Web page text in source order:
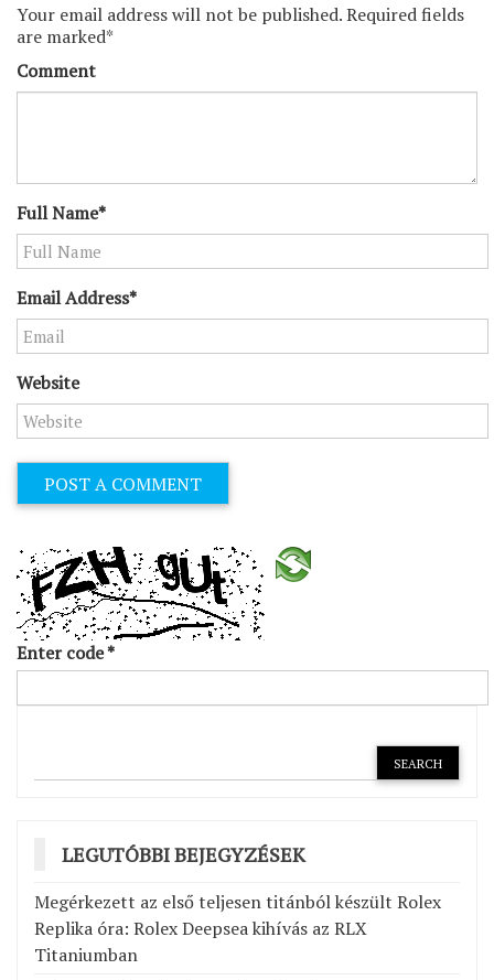
Your email address will not be published. Required fields
are marked*
Comment
Full Name*
Email Address*
Website
Enter code*
LEGUTÓBBI BEJEGYZÉSEK
Megérkezett az első teljesen titánból készült Rolex
Replika óra: Rolex Deepsea kihívás az RLX
Titaniumban